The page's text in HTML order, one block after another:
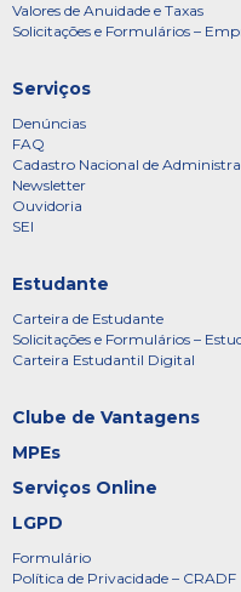
Valores de Anuidade e Taxas
Solicitações e Formulários –
Serviços
Denúncias
FAQ
Cadastro Nacional de
Newsletter
Ouvidoria
SEI
Estudante
Carteira de Estudante
Solicitações e Formulários –
Carteira Estudantil Digital
Clube de Vantagens
MPEs
Serviços Online
LGPD
Formulário
Política de Privacidade – CRADF